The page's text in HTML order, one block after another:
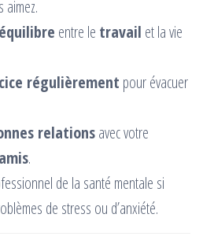
aimez.
entre le travail et la vie
régulièrement pour évacuer
relationsavec votre
amis.
de la santé mentale si
de stress ou d’anxiété.